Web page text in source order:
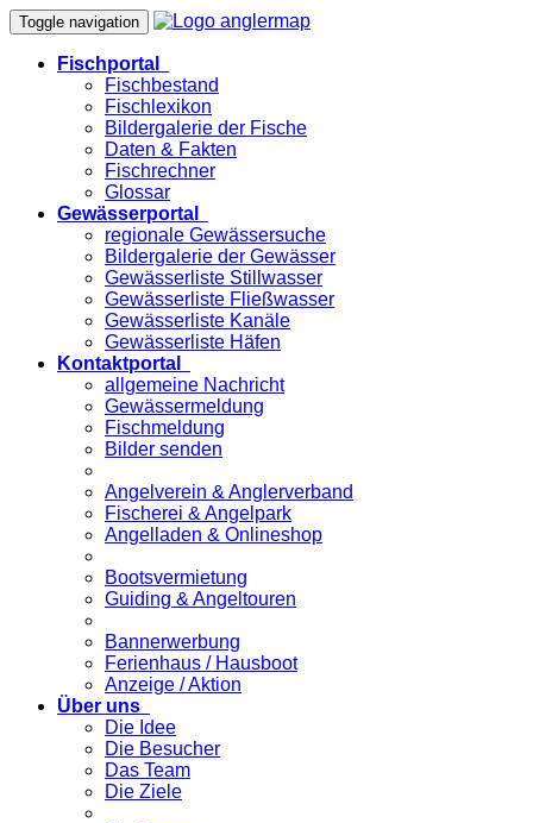
Toggle navigation
Fischportal
Fischbestand
Fischlexikon
Bildergalerie der Fische
Daten & Fakten
Fischrechner
Glossar
Gewässerportal
regionale Gewässersuche
Bildergalerie der Gewässer
Gewässerliste Stillwasser
Gewässerliste Fließwasser
Gewässerliste Kanäle
Gewässerliste Häfen
Kontaktportal
allgemeine Nachricht
Gewässermeldung
Fischmeldung
Bilder senden
Angelverein & Anglerverband
Fischerei & Angelpark
Angelladen & Onlineshop
Bootsvermietung
Guiding & Angeltouren
Bannerwerbung
Ferienhaus / Hausboot
Anzeige / Aktion
Über uns
Die Idee
Die Besucher
Das Team
Die Ziele